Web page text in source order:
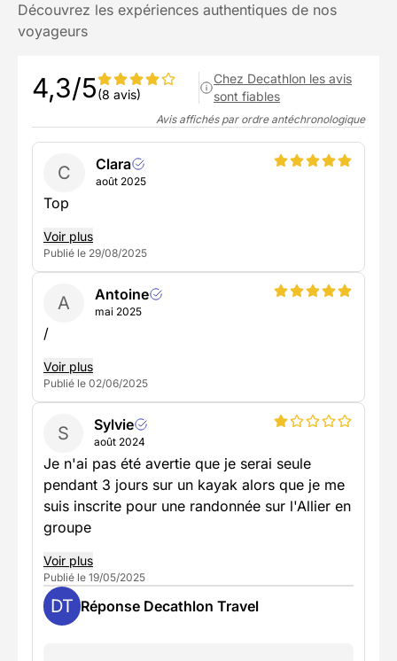
Découvrez les expériences authentiques de nos
voyageurs
4,3/5(8 avis)
Chez Decathlon les avis
sont fiables
Avis affichés par ordre antéchronologique
C Clara
août 2025
Top
Voir plus
Publié le 29/08/2025
A Antoine
mai 2025
/
Voir plus
Publié le 02/06/2025
S Sylvie
août 2024
Je n'ai pas été avertie que je serai seule
pendant 3 jours sur un kayak alors que je me
suis inscrite pour une randonnée sur l'Allier en
groupe
Voir plus
Publié le 19/05/2025
DT Réponse Decathlon Travel